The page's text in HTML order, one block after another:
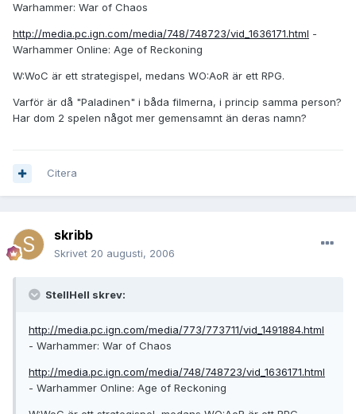
Warhammer: War of Chaos
http://media.pc.ign.com/media/748/748723/vid_1636171.html -
Warhammer Online: Age of Reckoning
W:WoC är ett strategispel, medans WO:AoR är ett RPG.
Varför är då "Paladinen" i båda filmerna, i princip samma person?
Har dom 2 spelen något mer gemensamnt än deras namn?
Citera
skribb
Skrivet 20 augusti, 2006
StellHell skrev:
http://media.pc.ign.com/media/773/773711/vid_1491884.html
- Warhammer: War of Chaos
http://media.pc.ign.com/media/748/748723/vid_1636171.html
- Warhammer Online: Age of Reckoning